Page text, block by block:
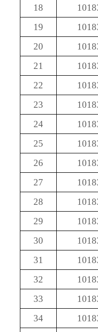
18
19
20
21
22
23
24
25
26
27
28
29
30
31
32
33
34